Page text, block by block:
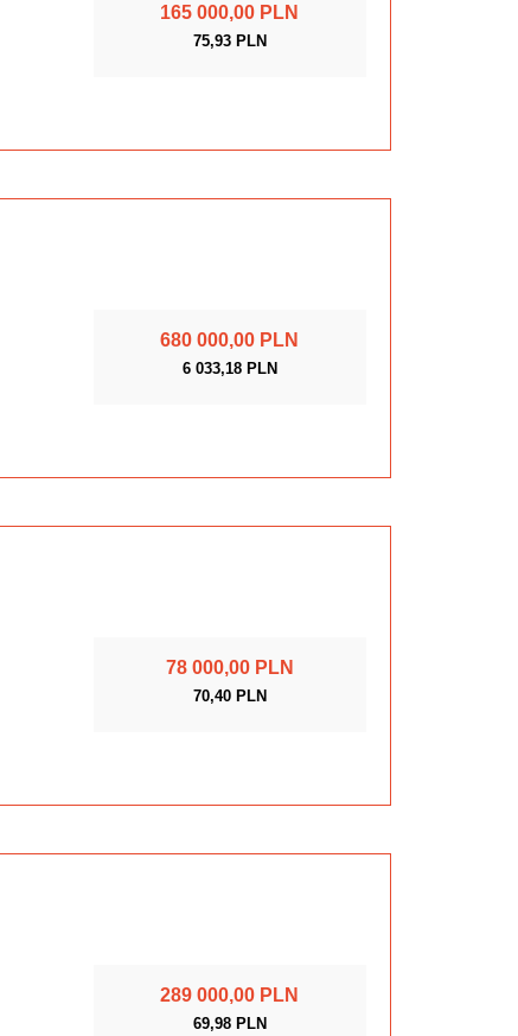
165 000,00 PLN
75,93 PLN
680 000,00 PLN
6 033,18 PLN
78 000,00 PLN
70,40 PLN
289 000,00 PLN
69,98 PLN